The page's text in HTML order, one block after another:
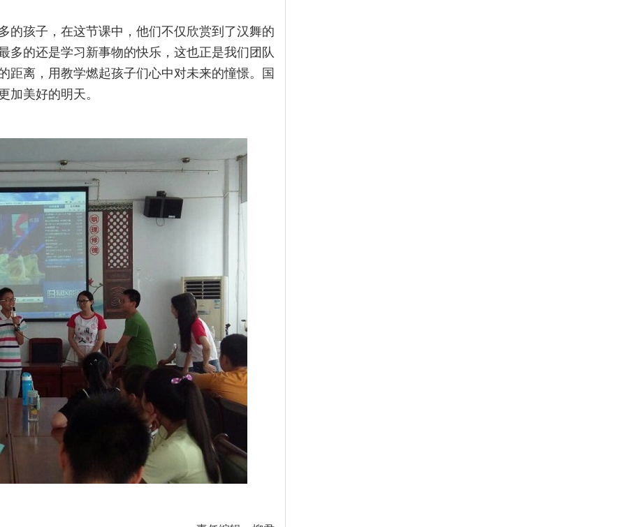
的孩子，在这节课中，他们不仅欣赏到了汉舞的
多的还是学习新事物的快乐，这也正是我们团队
距离，用教学燃起孩子们心中对未来的憧憬。国
美好的明天。